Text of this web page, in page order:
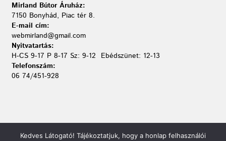
Mirland Bútor Áruház:
7150 Bonyhád, Piac tér 8.
E-mail cím:
webmirland@gmail.com
Nyitvatartás:
H-CS 9-17 P 8-17 Sz: 9-12 Ebédszünet: 12-13
Telefonszám:
06 74/451-928
Kedves Látogató! Tájékoztatjuk, hogy a honlap felhasználói